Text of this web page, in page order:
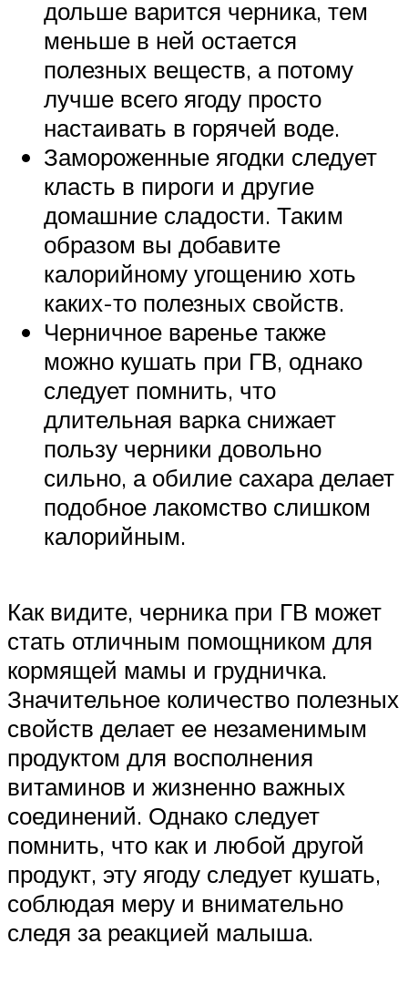
дольше варится черника, тем
меньше в ней остается
полезных веществ, а потому
лучше всего ягоду просто
настаивать в горячей воде.
Замороженные ягодки следует
класть в пироги и другие
домашние сладости. Таким
образом вы добавите
калорийному угощению хоть
каких-то полезных свойств.
Черничное варенье также
можно кушать при ГВ, однако
следует помнить, что
длительная варка снижает
пользу черники довольно
сильно, а обилие сахара делает
подобное лакомство слишком
калорийным.
Как видите, черника при ГВ может
стать отличным помощником для
кормящей мамы и грудничка.
Значительное количество полезных
свойств делает ее незаменимым
продуктом для восполнения
витаминов и жизненно важных
соединений. Однако следует
помнить, что как и любой другой
продукт, эту ягоду следует кушать,
соблюдая меру и внимательно
следя за реакцией малыша.